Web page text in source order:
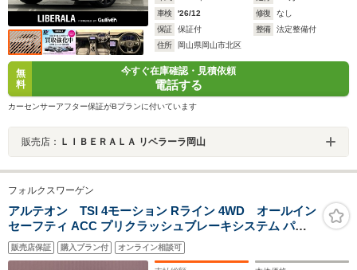
車検
'26/12 修復
なし
保証
保証付 整備
法定整備付
住所
岡山県岡山市北区
無
料
今すぐ在庫確認・見積依頼
電話する
カーセンサーアフター保証がBプランに付いています
販売店： ＬＩＢＥＲＡＬＡ リベラーラ岡山
フォルクスワーゲン
アルテオン TSI 4モーション Rライン 4WD オールイン
セーフティ ACC プリクラッシュブレーキシステム パー
クディスタンスコントロール Discover Pro LEDヘッドラ
イト パドルシフト シートヒー ター パワートランク 純正
販売店保証 購入プラン付 オンライン相談可